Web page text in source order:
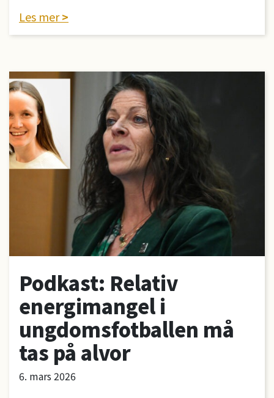
Les mer
6. mars 2026
Podkast: Relativ
energimangel i
ungdomsfotballen må
tas på alvor